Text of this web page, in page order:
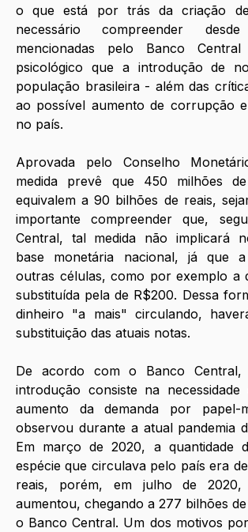
o que está por trás da criação
necessário compreender
mencionadas pelo Banco
psicológico que a introdução de
população brasileira - além das
ao possível aumento de corrupção
no país.
Aprovada pelo Conselho
medida prevê que 450 milhões
equivalem a 90 bilhões de reais,
importante compreender que,
Central, tal medida não implicará
base monetária nacional, já que
outras células, como por exemplo a
substituída pela de R$200. Dessa
dinheiro "a mais" circulando,
substituição das atuais notas.
De acordo com o Banco
introdução consiste na
aumento da demanda por papel-
observou durante a atual pandemia
Em março de 2020, a quantidade
espécie que circulava pelo país era
reais, porém, em julho de 2020,
aumentou, chegando a 277 bilhões
o Banco Central. Um dos motivos